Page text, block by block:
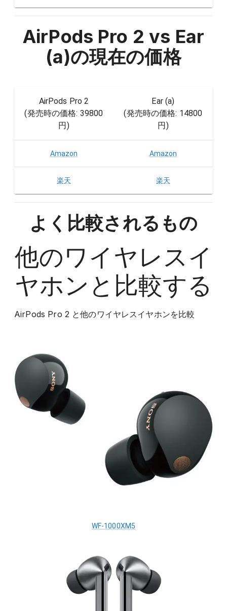
AirPods Pro 2 vs Ear
(a)の現在の価格
AirPods Pro 2
(発売時の価格: 39800
円)
Ear (a)
(発売時の価格: 14800
円)
Amazon Amazon
楽天 楽天
よく比較されるもの
他のワイヤレスイ
ヤホン と比較する
AirPods Pro 2と他のワイヤレスイヤホンを比較
WF-1000XM5